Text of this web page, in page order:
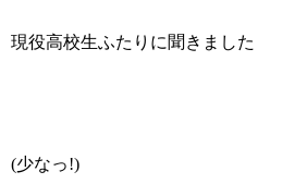
現役高校生ふたりに聞きました
(少なっ!)